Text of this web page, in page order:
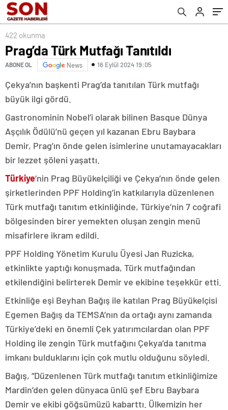
422 okunma
Prag’da Türk Mutfağı Tanıtıldı
ABONE OL News 16 Eylül 2024 19:05
Çekya’nın başkenti Prag’da tanıtılan Türk mutfağı
büyük ilgi gördü.
Gastronominin Nobel’i olarak bilinen Basque Dünya
Aşçılık Ödülü’nü geçen yıl kazanan Ebru Baybara
Demir, Prag’ın önde gelen isimlerine unutamayacakları
bir lezzet şöleni yaşattı.
Türkiye‘nin Prag Büyükelçiliği ve Çekya’nın önde gelen
şirketlerinden PPF Holding’in katkılarıyla düzenlenen
Türk mutfağı tanıtım etkinliğinde, Türkiye’nin 7 coğrafi
bölgesinden birer yemekten oluşan zengin menü
misafirlere ikram edildi.
PPF Holding Yönetim Kurulu Üyesi Jan Ruzicka,
etkinlikte yaptığı konuşmada, Türk mutfağından
etkilendiğini belirterek Demir ve ekibine teşekkür etti.
Etkinliğe eşi Beyhan Bağış ile katılan Prag Büyükelçisi
Egemen Bağış da TEMSA’nın da ortağı aynı zamanda
Türkiye’deki en önemli Çek yatırımcılardan olan PPF
Holding ile zengin Türk mutfağını Çekya’da tanıtma
imkanı bulduklarını için çok mutlu olduğunu söyledi.
Bağış, “Düzenlenen Türk mutfağı tanıtım etkinliğimize
Mardin’den gelen dünyaca ünlü şef Ebru Baybara
Demir ve ekibi göğsümüzü kabarttı. Ülkemizin her